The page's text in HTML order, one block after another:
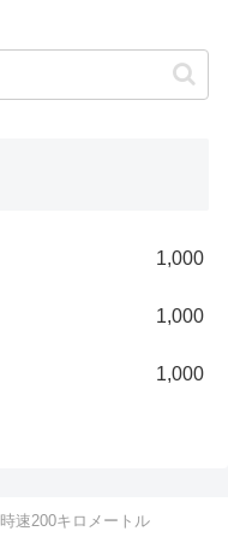
1,000
1,000
1,000
時速200キロメートル